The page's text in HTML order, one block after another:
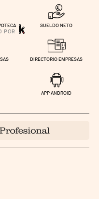
SUELDO NETO
DIRECTORIO EMPRESAS
APP ANDROID